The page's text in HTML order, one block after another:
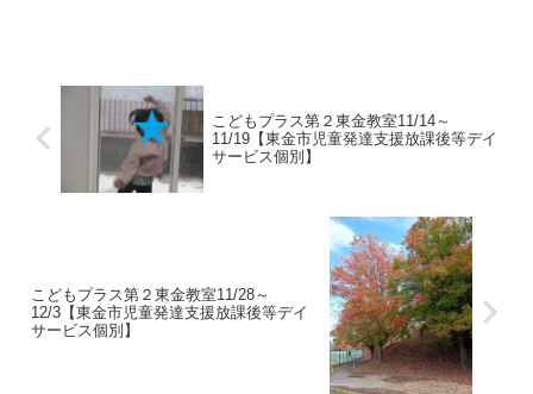
こどもプラス第２東金教室11/14～
11/19【東金市児童発達支援放課後等デイ
サービス個別】
こどもプラス第２東金教室11/28～
12/3【東金市児童発達支援放課後等デイ
サービス個別】